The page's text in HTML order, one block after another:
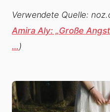
Verwendete Quelle:
Amira Aly: „Große
…)